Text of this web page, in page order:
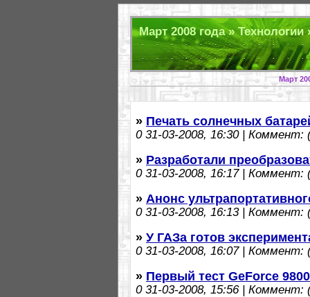
Март 2008 года » Технологии
Март
» Печать солнечных
031-03-2008, 16:30 | Коммент:
» Разработали
031-03-2008, 16:17 | Коммент:
» Анонс
031-03-2008, 16:13 | Коммент:
» У ГАЗа готов
031-03-2008, 16:07 | Коммент:
» Первый тест GeForce
031-03-2008, 15:56 | Коммент: